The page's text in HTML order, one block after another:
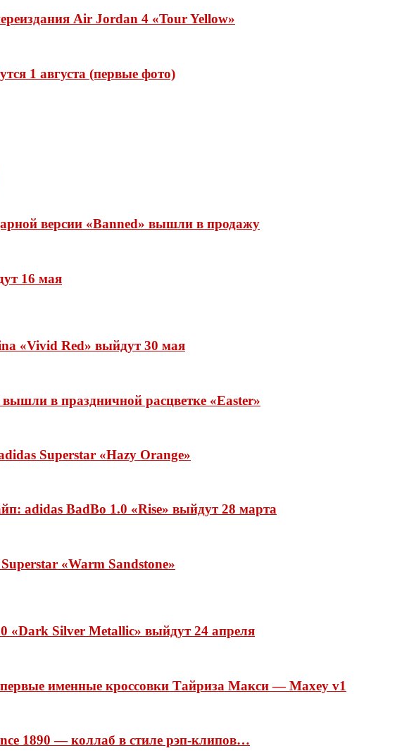
Air Jordan 4 «Tour Yellow»
1 августа (первые фото)
версии «Banned» вышли в продажу
16 мая
«Vivid Red» выйдут 30 мая
в праздничной расцветке «Easter»
Superstar «Hazy Orange»
adidas BadBo 1.0 «Rise» выйдут 28 марта
«Warm Sandstone»
«Dark Silver Metallic» выйдут 24 апреля
первые именные кроссовки Тайриза Макси — Maxey v1
1890 — коллаб в стиле рэп-клипов…